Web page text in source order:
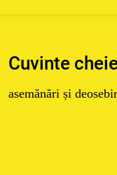
Cuvinte
asemănări și